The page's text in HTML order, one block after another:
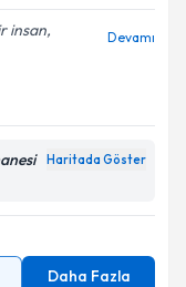
insan,
Devamı
Haritada Göster
Daha Fazla